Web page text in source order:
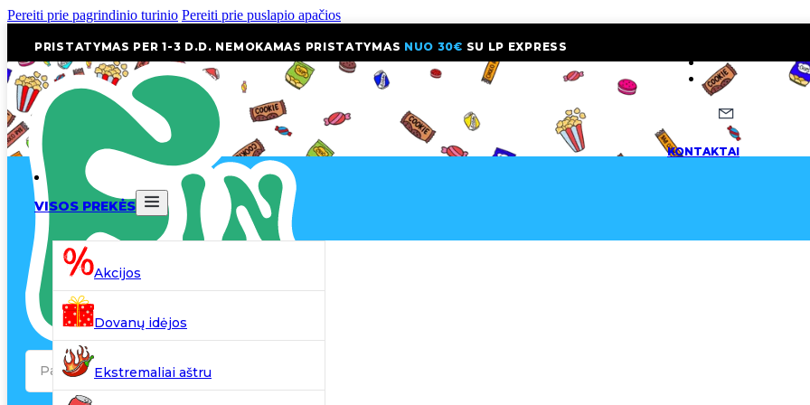
Pereiti prie pagrindinio turinio Pereiti prie puslapio apačios
PRISTATYMAS PER 1-3 D.D. NEMOKAMAS PRISTATYMAS NUO 30€ SU LP EXPRESS
KONTAKTAI
Search
VISOS PREKĖS
Akcijos
Dovanų idėjos
Ekstremaliai aštru